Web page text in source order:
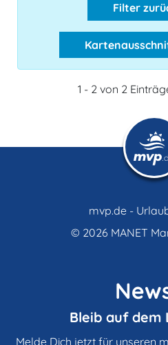
Filter
1 - 2 von 2
mvp.de -
© 2026 MANET
Bleib auf dem
Melde Dich jetzt für unseren